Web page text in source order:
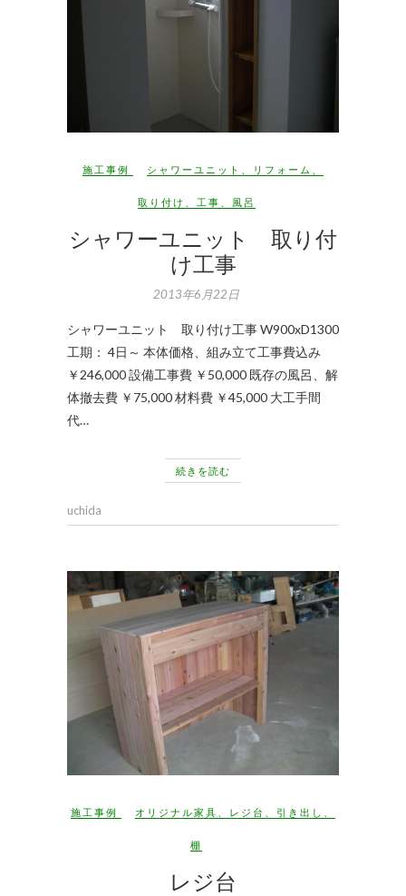
施工事例 シャワーユニット リフォーム
取り付け 工事 風呂
シャワーユニット 取り付
け工事
2013年6月22日
シャワーユニット 取り付け工事 W900xD1300
工期： 4日～ 本体価格、組み立て工事費込み
￥246,000 設備工事費 ￥50,000 既存の風呂、解
体撤去費 ￥75,000 材料費 ￥45,000 大工手間
代…
続きを読む
uchida
施工事例 オリジナル家具 レジ台 引き出し
棚
レジ台